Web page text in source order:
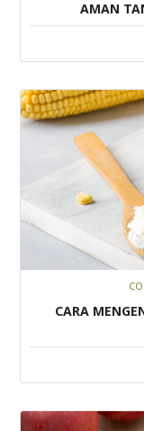
AMAN
CARA